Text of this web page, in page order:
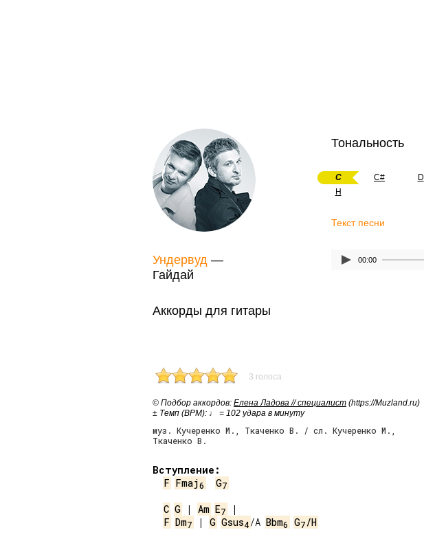
Ундервуд —
Гайдай
Тональность
C C# D
H
Текст песни
00:00
Аккорды для гитары
3 голоса
© Подбор аккордов: Елена Ладова // специалист (https://Muzland.ru)
± Темп (BPM): ♩ = 102 удара в минуту
муз. Кучеренко М., Ткаченко В. / сл. Кучеренко М.,
Ткаченко В.
Вступление:
F Fmaj6 G7
C G | Am E7
F Dm7 | G Gsus4/A Bbm6 G7/H